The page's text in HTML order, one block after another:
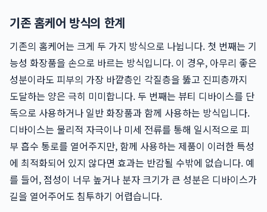
기존 홈케어 방식의 한계
기존의 홈케어는 크게 두 가지 방식으로 나뉩니다. 첫 번째는 기
능성 화장품을 손으로 바르는 방식입니다. 이 경우, 아무리 좋은
성분이라도 피부의 가장 바깥층인 각질층을 뚫고 진피층까지
도달하는 양은 극히 미미합니다. 두 번째는 뷰티 디바이스를 단
독으로 사용하거나 일반 화장품과 함께 사용하는 방식입니다.
디바이스는 물리적 자극이나 미세 전류를 통해 일시적으로 피
부 흡수 통로를 열어주지만, 함께 사용하는 제품이 이러한 특성
에 최적화되어 있지 않다면 효과는 반감될 수밖에 없습니다. 예
를 들어, 점성이 너무 높거나 분자 크기가 큰 성분은 디바이스가
길을 열어주어도 침투하기 어렵습니다.